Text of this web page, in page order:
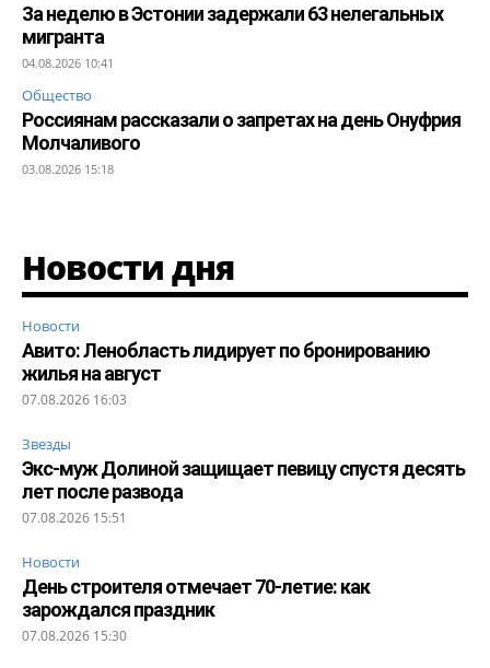
За неделю в Эстонии задержали 63 нелегальных
мигранта
04.08.2026 10:41
Общество
Россиянам рассказали о запретах на день Онуфрия
Молчаливого
03.08.2026 15:18
Новости дня
Новости
Авито: Ленобласть лидирует по бронированию
жилья на август
07.08.2026 16:03
Звезды
Экс-муж Долиной защищает певицу спустя десять
лет после развода
07.08.2026 15:51
Новости
День строителя отмечает 70-летие: как
зарождался праздник
07.08.2026 15:30